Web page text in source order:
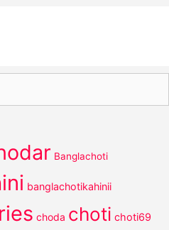
Banglachoti
banglachotikahinii
choda choti choti69